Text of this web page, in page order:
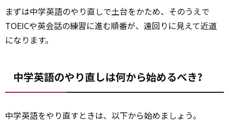
まずは中学英語のやり直しで土台をかため、そのうえで
TOEICや英会話の練習に進む順番が、遠回りに見えて近道
になります。
中学英語のやり直しは何から始めるべき?
中学英語をやり直すときは、以下から始めましょう。